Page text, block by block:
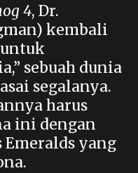
4, Dr.
kembali
sebuah dunia
segalanya.
harus
ini dengan
yang